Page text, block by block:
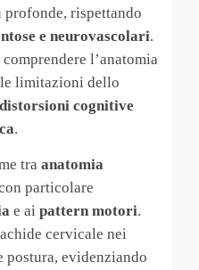
rispettando
e neurovascolari.
l’anatomia
limitazioni dello
cognitive
.
tra anatomia
particolare
e ai pattern motori.
cervicale nei
evidenziando